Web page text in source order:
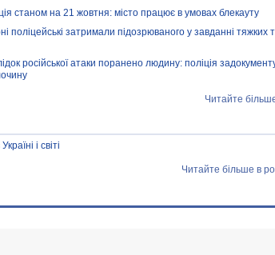
станом на 21 жовтня: місто працює в умовах блекауту
поліцейські затримали підозрюваного у завданні тяжких
російської атаки поранено людину: поліція
Читайте
і світі
Читайте більше в